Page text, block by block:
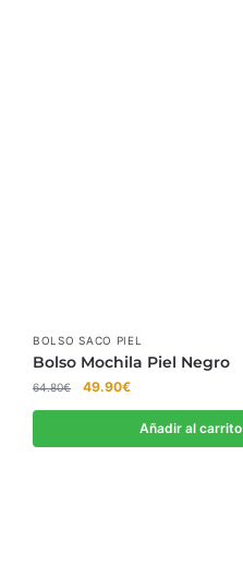
BOLSO SACO PIEL
Bolso Mochila Piel Negro
64.80€
El
precio
era:
49.90€El
precio
actual
es:
Añadir al carrito